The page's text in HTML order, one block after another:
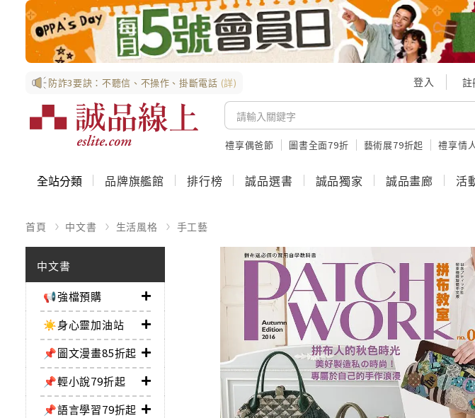
防詐3要訣：不聽信、不操作、掛斷電話 (詳) 登入 註
禮享偶爸節 圖書全面79折 藝術展79折起 禮享情
全站分類 品牌旗艦館 排行榜 誠品選書 誠品獨家 誠品畫廊 活
首頁 中文書 生活風格 手工藝
中文書
📢強檔預購
☀️身心靈加油站
📌圖文漫畫85折起
📌輕小說79折起
📌語言學習79折起